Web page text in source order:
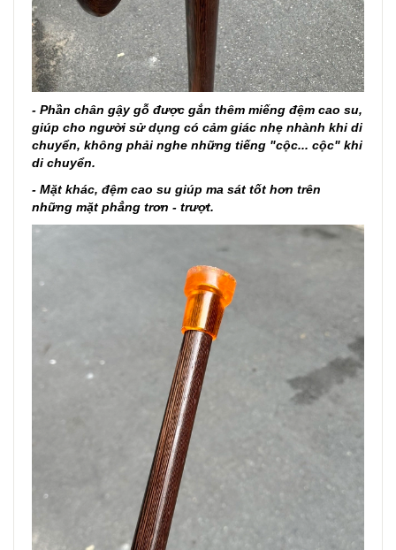
- Phần chân gậy gỗ được gắn thêm miếng đệm cao su,
giúp cho người sử dụng có cảm giác nhẹ nhành khi di
chuyển, không phải nghe những tiếng "cộc... cộc" khi
di chuyển.
- Mặt khác, đệm cao su giúp ma sát tốt hơn trên
những mặt phẳng trơn - trượt.